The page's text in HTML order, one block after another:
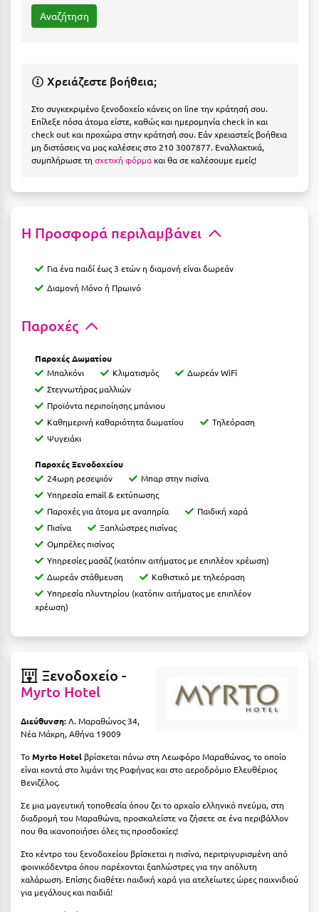
Ηράκλειο
Θάσος
Θεσσαλονίκη
Ικαρία
Ιωάννινα
Κ
Καλάβρυτα
Καλαμάτα
Κάλαμος
Καλαμπάκα
Κάλυμνος
Καμένα Βούρλα
Καρδάμαινα
Καρδαμύλη
Καρδίτσα
Κάρυστος
Κάσος
Κασσάνδρα
Καστοριά
Κατερίνη
Κέα - Τζιά
Κερατέα
Κέρκυρα
Κεφαλονιά
Χρειάζεστε βοήθεια;
Στο συγκεκριμένο ξενοδοχείο κάνεις on line την κράτησή σου.
Επίλεξε πόσα άτομα είστε, καθώς και ημερομηνία check in και
check out και προχώρα στην κράτησή σου. Εάν χρειαστείς βοήθεια
μη διστάσεις να μας καλέσεις στο 210 3007877. Εναλλακτικά,
συμπλήρωσε τη σχετική φόρμα και θα σε καλέσουμε εμείς!
Η Προσφορά περιλαμβάνει
Για ένα παιδί έως 3 ετών η διαμονή είναι δωρεάν
Διαμονή Μόνο ή Πρωινό
Παροχές
Παροχές Δωματίου
Μπαλκόνι
Κλιματισμός
Δωρεάν WiFi
Στεγνωτήρας μαλλιών
Προϊόντα περιποίησης μπάνιου
Καθημερινή καθαριότητα δωματίου
Τηλεόραση
Ψυγειάκι
Παροχές Ξενοδοχείου
24ωρη ρεσεψιόν
Μπαρ στην πισίνα
Υπηρεσία email & εκτύπωσης
Παροχές για άτομα με αναπηρία
Παιδική χαρά
Πισίνα
Ξαπλώστρες πισίνας
Ομπρέλες πισίνας
Υπηρεσίες μασάζ (κατόπιν αιτήματος με επιπλέον χρέωση)
Δωρεάν στάθμευση
Καθιστικό με τηλεόραση
Υπηρεσία πλυντηρίου (κατόπιν αιτήματος με επιπλέον
χρέωση)
Ξενοδοχείο -
Myrto Hotel
Διεύθυνση:Λ. Μαραθώνος 34,
Νέα Μάκρη, Αθήνα 19009
ΤοMyrto Hotel βρίσκεται πάνω στη Λεωφόρο Μαραθώνος, το οποίο
είναι κοντά στο λιμάνι της Ραφήνας και στο αεροδρόμιο Ελευθέριος
Βενιζέλος.
Σε μια μαγευτική τοποθεσία όπου ζει το αρχαίο ελληνικό πνεύμα, στη
διαδρομή του Μαραθώνα, προσκαλείστε να ζήσετε σε ένα περιβάλλον
που θα ικανοποιήσει όλες τις προσδοκίες!
Στο κέντρο του ξενοδοχείου βρίσκεται η πισίνα, περιτριγυρισμένη από
φοινικόδεντρα όπου παρέχονται ξαπλώστρες για την απόλυτη
χαλάρωση. Επίσης διαθέτει παιδική χαρά για ατελείωτες ώρες παιχνιδιού
για μεγάλους και παιδιά!